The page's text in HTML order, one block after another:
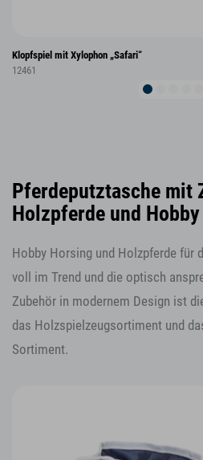
Klopfspiel mit Xylophon „Safari“
12461
Pferdeputztasche mit
Holzpferde und
Hobby Horsing und Holzpferde für
voll im Trend und die optisch
Zubehör in modernem Design ist
das Holzspielzeugsortiment und
Sortiment.